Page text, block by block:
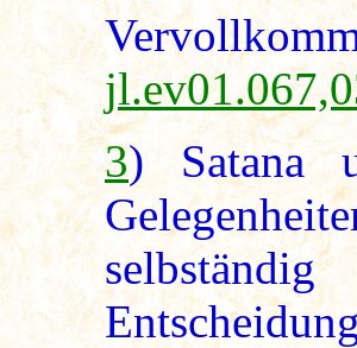
3) Satana